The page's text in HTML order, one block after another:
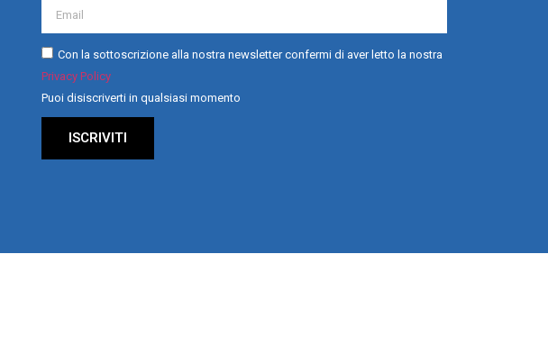
Con la sottoscrizione alla nostra newsletter confermi di aver letto la nostra
Privacy Policy
Puoi disiscriverti in qualsiasi momento
ISCRIVITI